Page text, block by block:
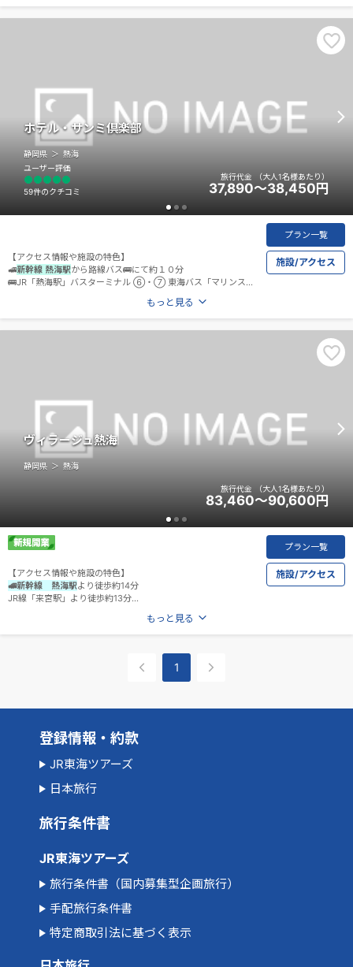
ホテル・サンミ倶楽部
プラン一覧
施設/アクセス
静岡県 熱海
【アクセス情報や施設の特色】
🚅新幹線 熱海駅から路線バス🚌にて約１０分
🚌JR「熱海駅」バスターミナル ⑥・⑦ 東海バス「マリンスパ
・熱海駅前より無料送迎バスあり🚌（事前予約制）
JR熱海駅発①14：45②15：45
ユーザー評価
59件のクチコミ
旅行代金 （大人1名様あたり）
37,890～38,450 円
もっと見る
ヴィラージュ熱海
プラン一覧
施設/アクセス
静岡県 熱海
【アクセス情報や施設の特色】
🚅新幹線 熱海駅より徒歩約14分
JR線「来宮駅」より徒歩約13分
旅行代金 （大人1名様あたり）
83,460～90,600 円
もっと見る
1
登録情報・約款
JR東海ツアーズ
日本旅行
旅行条件書
JR東海ツアーズ
旅行条件書（国内募集型企画旅行）
手配旅行条件書
特定商取引法に基づく表示